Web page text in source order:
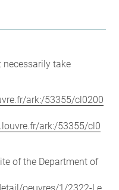
take
ark:/53355/cl0200
ark:/53355/cl0
of the Department of